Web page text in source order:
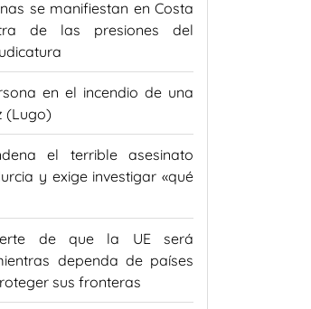
se manifiestan en Costa
de las presiones del
en el incendio de una
(Lugo)
el terrible asesinato
y exige investigar «qué
de que la UE será
dependa de países
sus fronteras